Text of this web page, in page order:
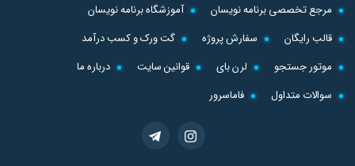
مرجع تخصصی برنامه نویسان
آموزشگاه برنامه نویسان
قالب رایگان
سفارش پروژه
گت ورک و کسب درآمد
موتور جستجو
لرن بای قوانین سایت
درباره ما
سوالات متداول
فاماسرور